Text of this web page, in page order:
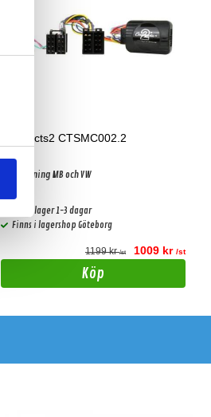
Connects2 CTSMC002.2
Rattstyrning MB och VW
Snabblager 1-3 dagar
Finns i lagershop Göteborg
1199 kr/st 1009 kr /st
Köp